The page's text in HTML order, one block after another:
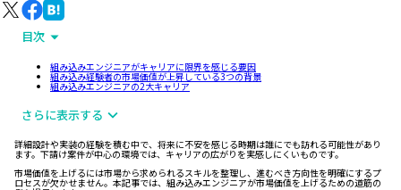
目次
組み込みエンジニアがキャリアに限界を感じる要因
組み込み経験者の市場価値が上昇している3つの背景
組み込みエンジニアの2大キャリア
さらに表示する
詳細設計や実装の経験を積む中で、将来に不安を感じる時期は誰にでも訪れる可能性があり
ます。下請け案件が中心の環境では、キャリアの広がりを実感しにくいものです。
市場価値を上げるには市場から求められるスキルを整理し、進むべき方向性を明確にするプ
ロセスが欠かせません。本記事では、組み込みエンジニアが市場価値を上げるための道筋の